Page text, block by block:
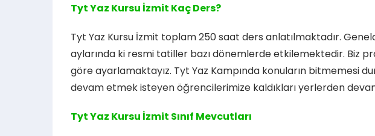
Tyt Yaz Kursu İzmit Kaç Ders?
Tyt Yaz Kursu İzmit toplam 250 saat ders anlatılmaktadır.
aylarında ki resmi tatiller bazı dönemlerde etkilemektedir. Biz
göre ayarlamaktayız. Tyt Yaz Kampında konuların bitmemesi
devam etmek isteyen öğrencilerimize kaldıkları yerlerden
Tyt Yaz Kursu İzmit Sınıf Mevcutları